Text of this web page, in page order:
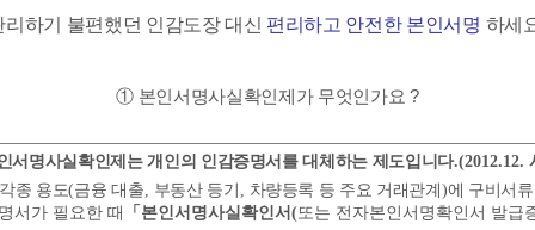
리하기 불편했던 인감도장 대신 편리하고 안전한 본인서명 하세
① 본인서명사실확인제가 무엇인가요 ?
서명사실확인제는 개인의 인감증명서를 대체하는 제도입니다.(2012.12.
각종 용도(금융 대출, 부동산 등기 , 차량등록 등 주요 거래관계 )에 구비서
서가 필요한 때
「 본인서명사실확인서 (또는 전자본인서명확인서 발급